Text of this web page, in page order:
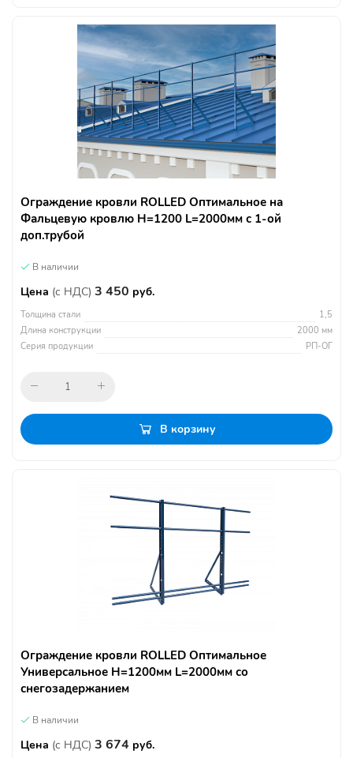
Ограждение кровли ROLLED Оптимальное на
Фальцевую кровлю H=1200 L=2000мм с 1-ой
доп.трубой
В наличии
Цена (с НДС) 3 450 руб.
Толщина стали
1,5
Длина конструкции
2000 мм
Серия продукции
РП-ОГ
В корзину
Ограждение кровли ROLLED Оптимальное
Универсальное H=1200мм L=2000мм со
снегозадержанием
В наличии
Цена (с НДС) 3 674 руб.